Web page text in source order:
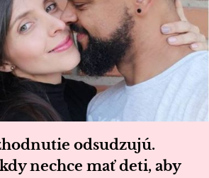
odsudzujú.
nechce mať deti, aby